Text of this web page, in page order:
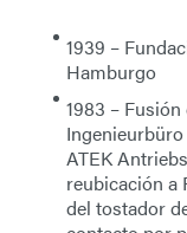
1939 –
Hamburgo
1983 –
ATEK
reubicación a
del tostador